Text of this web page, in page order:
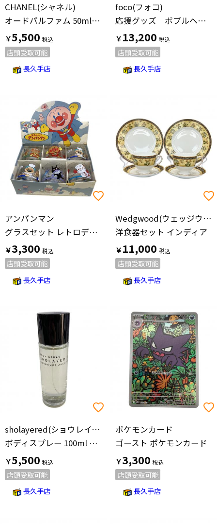
CHANEL(シャネル)
オードパルファム 50ml 残量50%-80% チャンス オー タンドゥル
￥5,500
店頭受取可能
長久手店
foco(フォコ)
応援グッズ ボブルヘッド 大谷翔平 2023アメリカンリーグ
￥13,200
店頭受取可能
長久手店
アンパンマン
グラスセット レトロデザイン
￥3,300
店頭受取可能
長久手店
Wedgwood(ウェッジウッド)
洋食器セット インディア
￥11,000
店頭受取可能
長久手店
sholayered(ショウレイヤード)
ボディスプレー 100ml 残量80%-99% ベルガモットジャスミン
￥5,500
店頭受取可能
長久手店
ポケモンカード
ゴースト ポケモンカード
￥3,300
店頭受取可能
長久手店